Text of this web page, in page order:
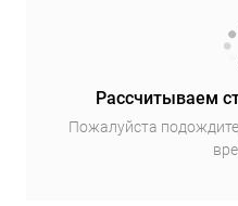
Рассчитываем
Пожалуйста